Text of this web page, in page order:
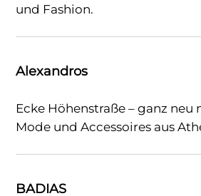
und Fashion.
Alexandros
Ecke Höhenstraße – ganz
Mode und Accessoires aus
BADIAS